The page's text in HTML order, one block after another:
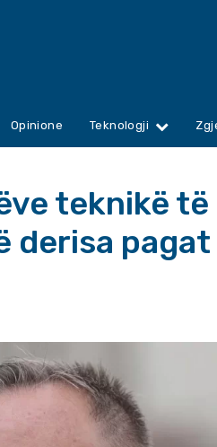
Opinione Teknologji
teknikë të
derisa